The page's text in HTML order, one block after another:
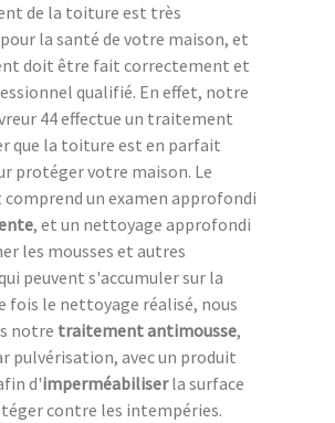
de la toiture est très
la santé de votre maison, et
doit être fait correctement et
qualifié. En effet, notre
44 effectue un traitement
que la toiture est en parfait
protéger votre maison. Le
un examen approfondi
, et un nettoyage approfondi
les mousses et autres
peuvent s'accumuler sur la
fois le nettoyage réalisé, nous
notre traitement antimousse,
pulvérisation, avec un produit
d'imperméabiliserla surface
contre les intempéries.